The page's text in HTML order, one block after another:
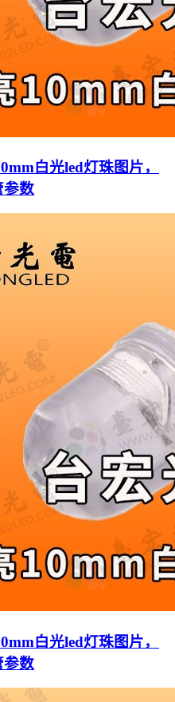
白光led灯珠图片，
参数
白光led灯珠图片，
参数